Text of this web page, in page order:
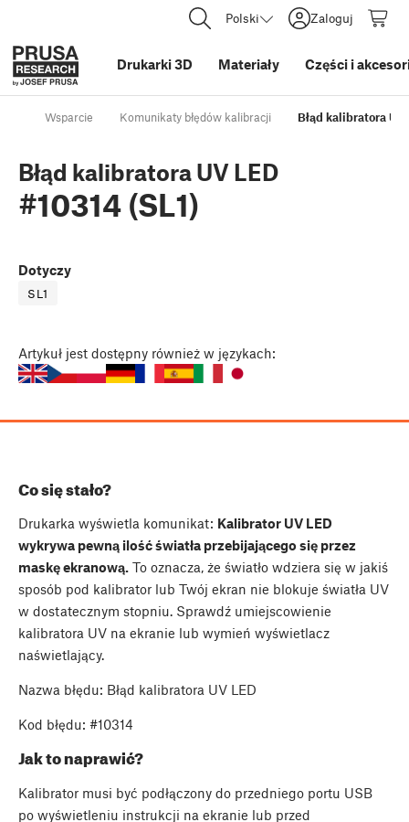
Polski Zaloguj
Drukarki 3D Materiały Części i
Wsparcie Komunikaty błędów kalibracji Błąd kalibratora UV
Błąd kalibratora UV LED
#10314 (SL1)
Dotyczy
SL1
Artykuł jest dostępny również w językach:
Co się stało?
Drukarka wyświetla komunikat: Kalibrator UV LED
wykrywa pewną ilość światła przebijającego się przez
maskę ekranową. To oznacza, że światło wdziera się w jakiś
sposób pod kalibrator lub Twój ekran nie blokuje światła UV
w dostatecznym stopniu. Sprawdź umiejscowienie
kalibratora UV na ekranie lub wymień wyświetlacz
naświetlający.
Nazwa błędu: Błąd kalibratora UV LED
Kod błędu: #10314
Jak to naprawić?
Kalibrator musi być podłączony do przedniego portu USB
po wyświetleniu instrukcji na ekranie lub przed